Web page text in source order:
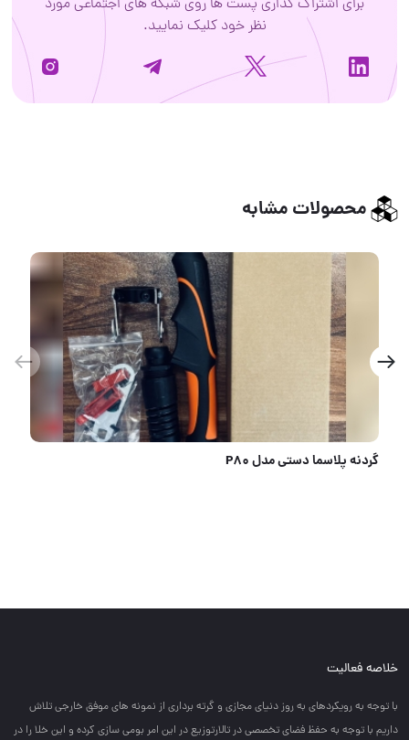
نظر خود کلیک نمایید.
محصولات مشابه
@KARENZOMروبیکا
خلاصه فعالیت
با توجه به رويكردهاي به روز دنياي مجازي و گرته برداري از نمونه هاي موفق خارجي تلاش
داريم با توجه به حفظ فضاي تخصصي در تالارتوزيع در اين امر بومي سازي كرده و اين خلا را در